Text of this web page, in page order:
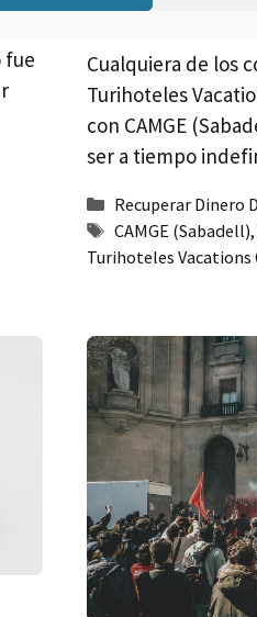
fue
por
Cualquiera de los
Turihoteles
con CAMGE
ser a tiempo
Categorías
Recuperar Dinero
Etiquetas
CAMGE (Sabadell)
Turihoteles Vacations